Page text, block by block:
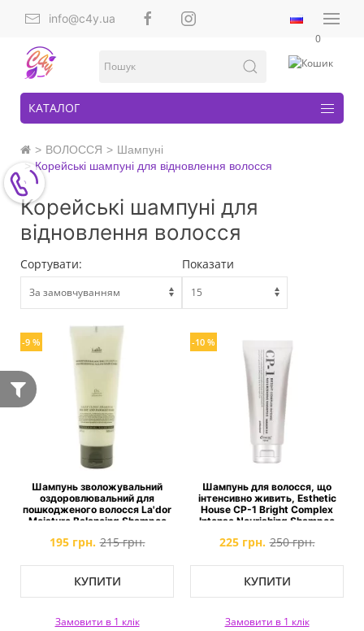
info@c4y.ua
0
КАТАЛОГ
ВОЛОССЯ
Шампуні
Корейські шампуні для відновлення волосся
Корейські шампуні для
відновлення волосся
Сортувати: Показати
-9 %
Шампунь зволожувальний
оздоровлювальний для
пошкодженого волосся La'dor
Moisture Balancing Shampoo
195 грн. 215 грн.
КУПИТИ
Замовити в 1 клік
-10 %
Шампунь для волосся, що
інтенсивно живить, Esthetic
House CP-1 Bright Complex
Intense Nourishing Shampoo
225 грн. 250 грн.
КУПИТИ
Замовити в 1 клік